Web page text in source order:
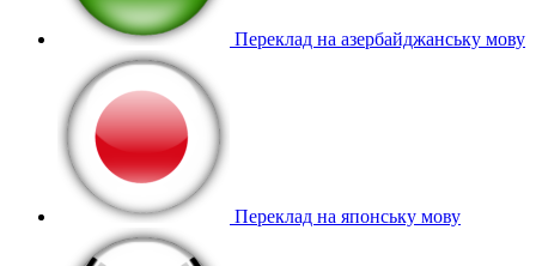
Переклад на азербайджанську мову
Переклад на японську мову